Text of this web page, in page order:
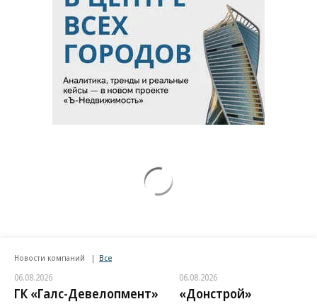
Новости компаний Все
06.08.2026
ГК «Галс-Девелопмент»
06.08.2026
«Донстрой»